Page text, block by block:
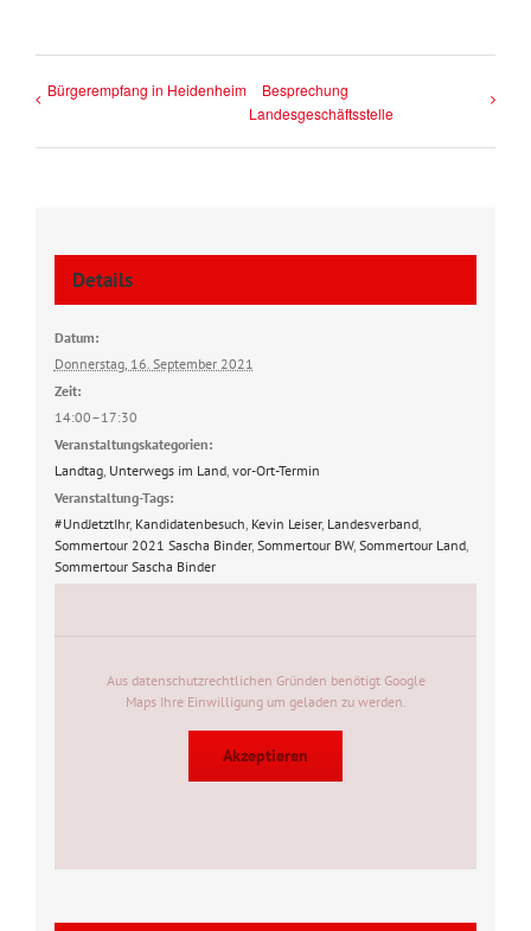
Bürgerempfang in Heidenheim
Besprechung
Landesgeschäftsstelle
Details
Datum:
Donnerstag, 16. September 2021
Zeit:
14:00–17:30
Veranstaltungskategorien:
Landtag, Unterwegs im Land, vor-Ort-Termin
Veranstaltung-Tags:
#UndJetztIhr, Kandidatenbesuch Kevin Leiser, Landesverband,
Sommertour 2021 Sascha Binder, Sommertour BW, Sommertour Land,
Sommertour Sascha Binder
Aus datenschutzrechtlichen Gründen benötigt Google
Maps Ihre Einwilligung um geladen zu werden.
Akzeptieren